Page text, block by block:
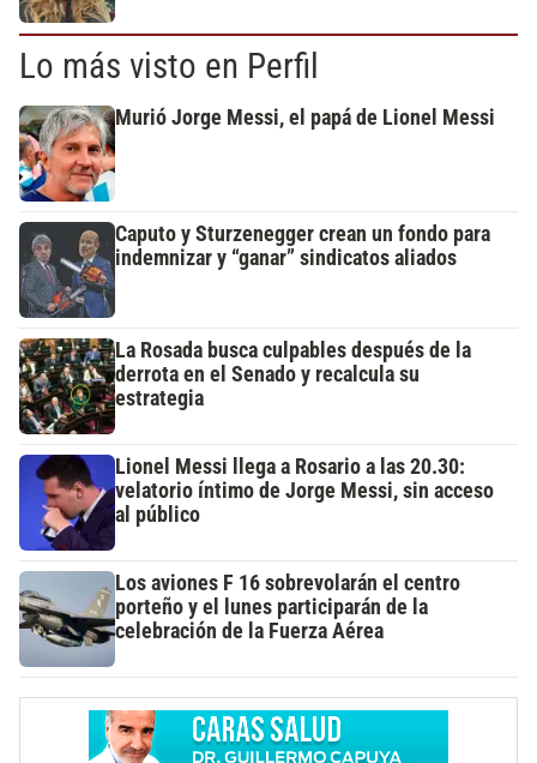
Lo más visto en Perfil
Murió Jorge Messi, el papá de Lionel Messi
Caputo y Sturzenegger crean un fondo para
indemnizar y “ganar” sindicatos aliados
La Rosada busca culpables después de la
derrota en el Senado y recalcula su
estrategia
Lionel Messi llega a Rosario a las 20.30:
velatorio íntimo de Jorge Messi, sin acceso
al público
Los aviones F 16 sobrevolarán el centro
porteño y el lunes participarán de la
celebración de la Fuerza Aérea